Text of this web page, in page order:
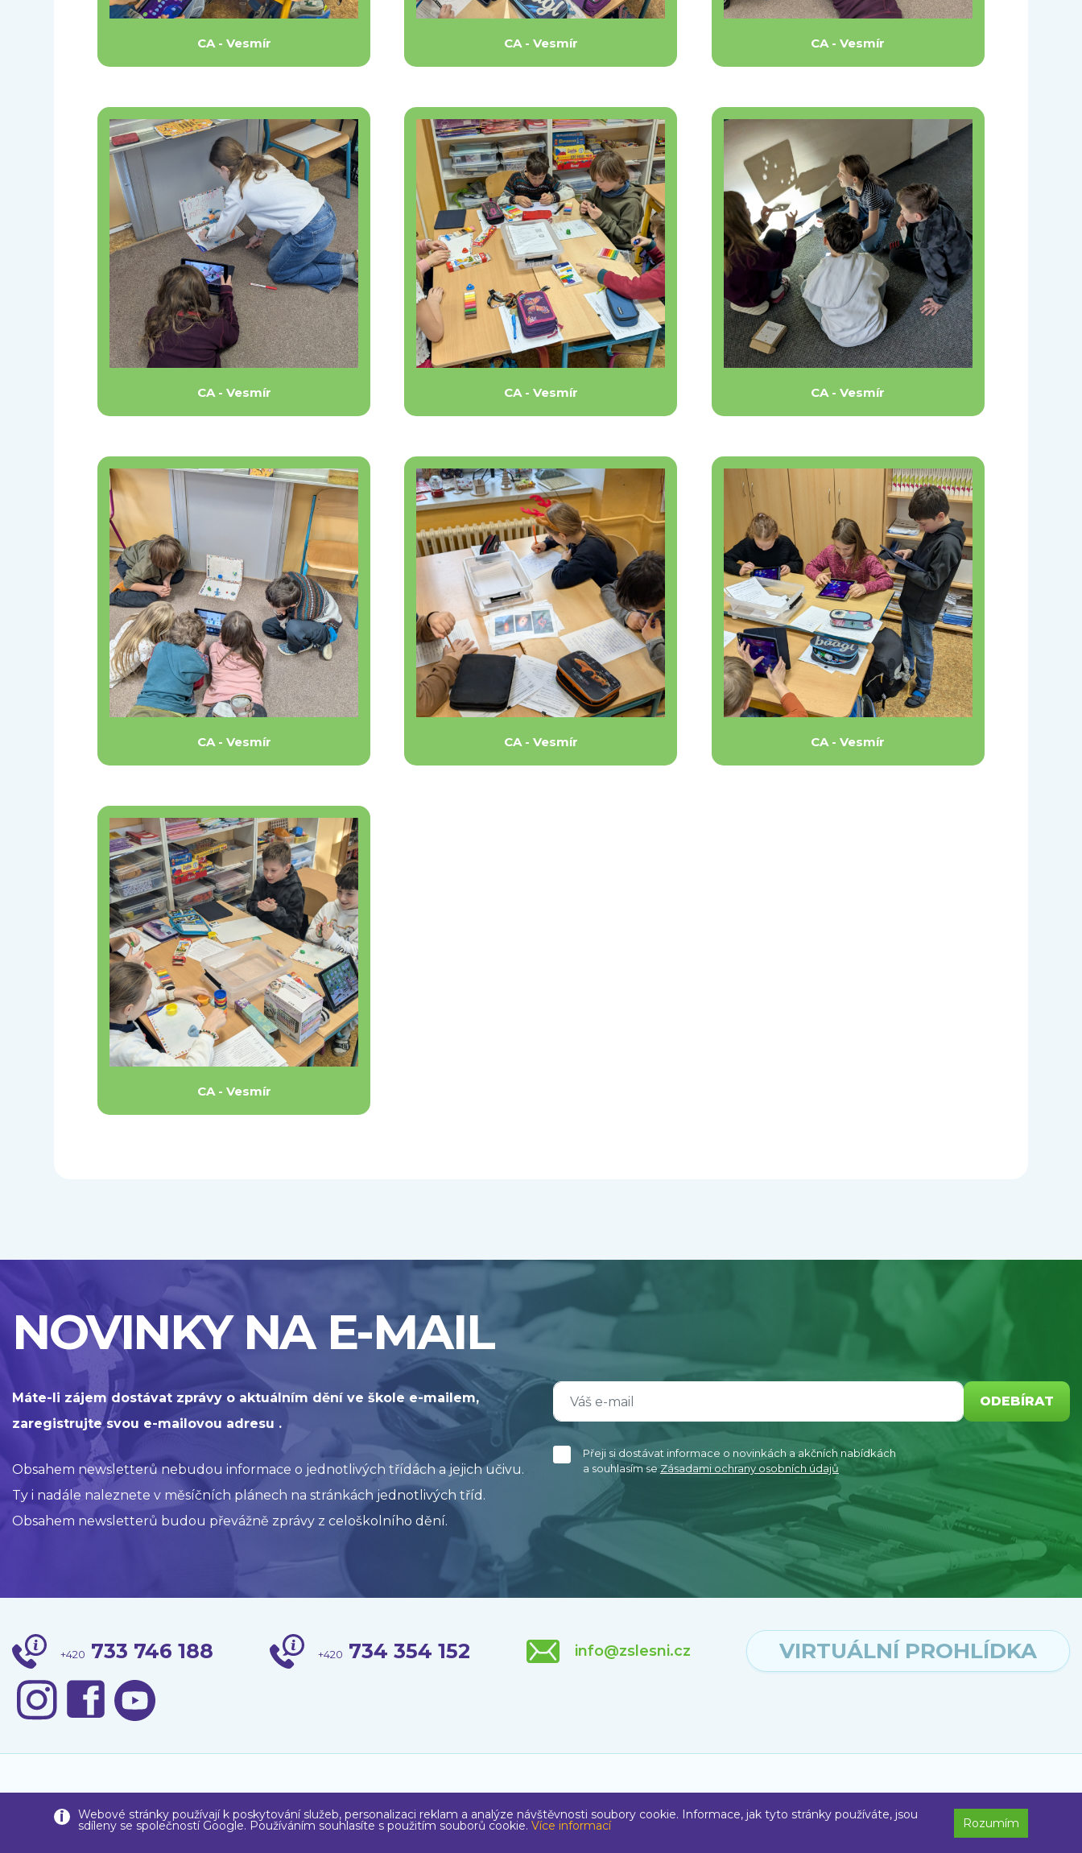
Webové stránky používají k poskytování služeb, personalizaci reklam a analýze návštěvnosti soubory cookie. Informace, jak tyto stránky používáte, jsou
sdíleny se společností Google. Používáním souhlasíte s použitím souborů cookie. Více informací Rozumím
CA - Vesmír CA - Vesmír CA - Vesmír
CA - Vesmír CA - Vesmír CA - Vesmír
CA - Vesmír CA - Vesmír CA - Vesmír
CA - Vesmír
NOVINKY NA E-MAIL
Máte-li zájem dostávat zprávy o aktuálním dění ve škole e-mailem,
zaregistrujte svou e-mailovou adresu .
Obsahem newsletterů nebudou informace o jednotlivých třídách a jejich učivu.
Ty i nadále naleznete v měsíčních plánech na stránkách jednotlivých tříd.
Obsahem newsletterů budou převážně zprávy z celoškolního dění.
ODEBÍRAT
Přeji si dostávat informace o novinkách a akčních nabídkách
a souhlasím seZásadami ochrany osobních údajů
+420 733 746 188 +420 734 354 152 info@zslesni.cz VIRTUÁLNÍ PROHLÍDKA